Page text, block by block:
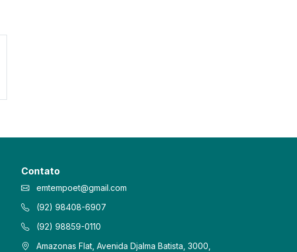
Contato
emtempoet@gmail.com
(92) 98408-6907
(92) 98859-0110
Amazonas Flat, Avenida Djalma Batista, 3000,